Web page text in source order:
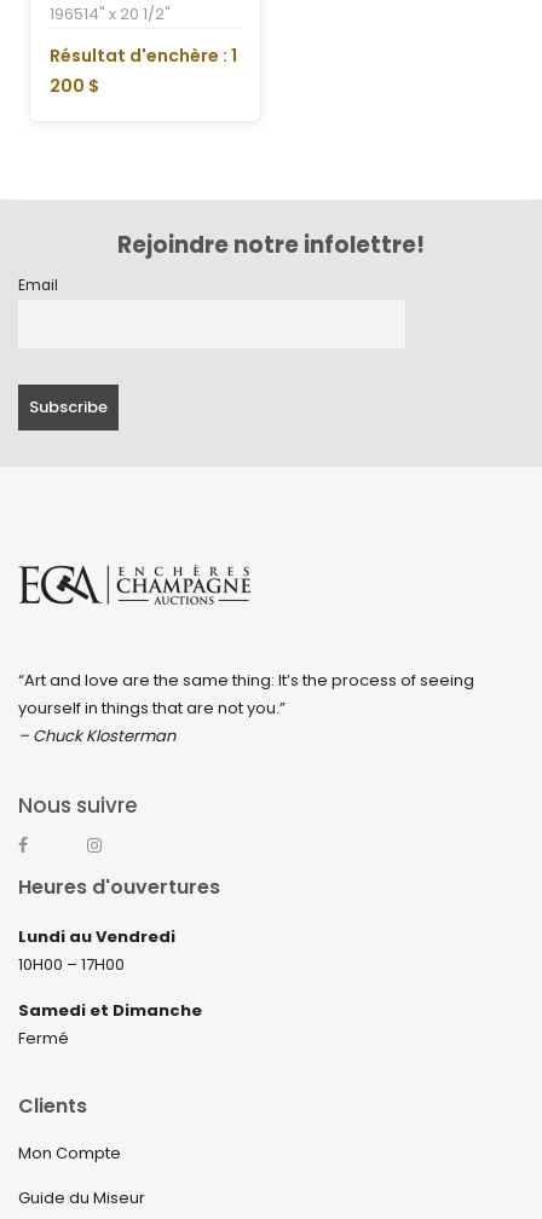
196514" x 20 1/2"
Résultat d'enchère : 1
200 $
Rejoindre notre infolettre!
Email
“Art and love are the same thing: It’s the process of seeing
yourself in things that are not you.”
– Chuck Klosterman
Nous suivre
Heures d'ouvertures
Lundi au Vendredi
10H00 – 17H00
Samedi et Dimanche
Fermé
Clients
Mon Compte
Guide du Miseur